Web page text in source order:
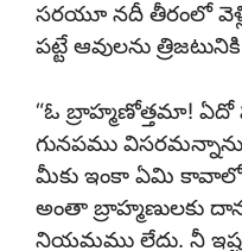
సరయూ నదీ తీరంలో
పట్టే ఆవులను
“ఓ బ్రాహ్మణోత్తమా! ఏదో
గునపము
మీకు ఇంకా ఏమి కావాలో
అంతా బ్రాహ్మణులకు
నియమము లేదు. నీ